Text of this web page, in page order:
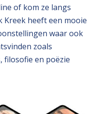
of kom ze langs
Kreek heeft een mooie
waar ook
zoals
filosofie en poëzie